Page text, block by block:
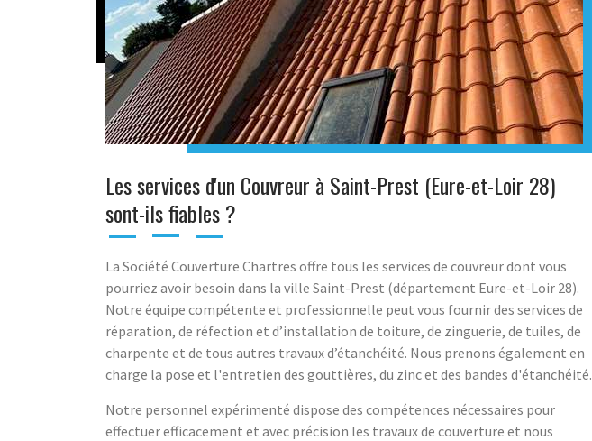
Les services d'un Couvreur à Saint-Prest (Eure-et-Loir 28)
sont-ils fiables ?
La Société Couverture Chartres offre tous les services de couvreur dont vous
pourriez avoir besoin dans la ville Saint-Prest (département Eure-et-Loir 28).
Notre équipe compétente et professionnelle peut vous fournir des services de
réparation, de réfection et d’installation de toiture, de zinguerie, de tuiles, de
charpente et de tous autres travaux d’étanchéité. Nous prenons également en
charge la pose et l'entretien des gouttières, du zinc et des bandes d'étanchéité.
Notre personnel expérimenté dispose des compétences nécessaires pour
effectuer efficacement et avec précision les travaux de couverture et nous